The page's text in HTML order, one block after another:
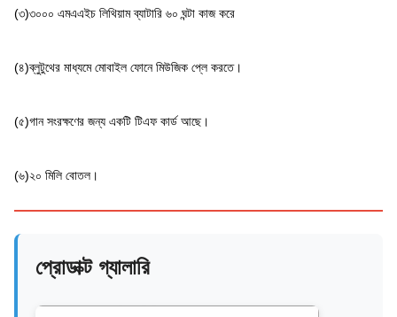
(৩)৩০০০ এমএএইচ লিথিয়াম ব্যাটারি ৬০ ঘন্টা কাজ করে
(৪)ব্লুটুথের মাধ্যমে মোবাইল ফোনে মিউজিক প্লে করতে।
(৫)গান সংরক্ষণের জন্য একটি টিএফ কার্ড আছে।
(৬)২০ মিলি বোতল।
প্রোডাক্ট গ্যালারি